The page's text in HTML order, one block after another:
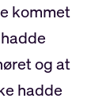
kommet
og at
hadde